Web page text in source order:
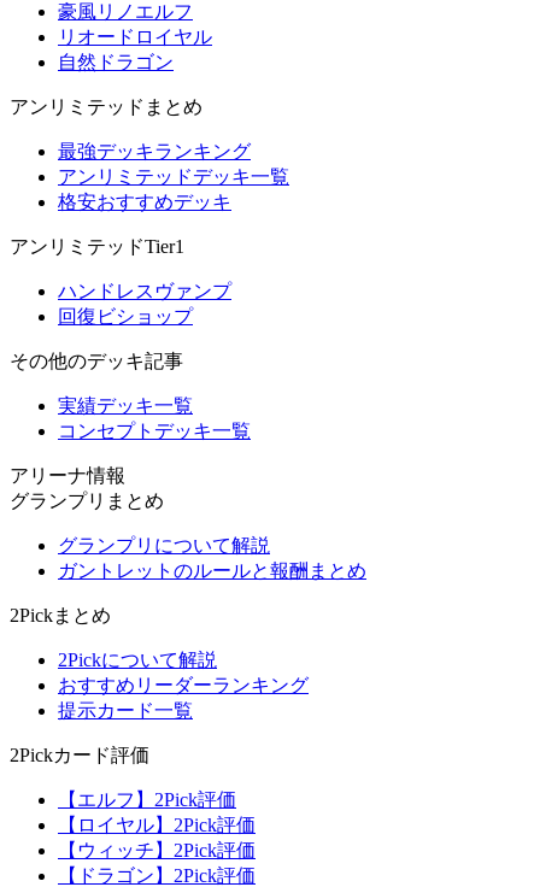
豪風リノエルフ
リオードロイヤル
自然ドラゴン
アンリミテッドまとめ
最強デッキランキング
アンリミテッドデッキ一覧
格安おすすめデッキ
アンリミテッドTier1
ハンドレスヴァンプ
回復ビショップ
その他のデッキ記事
実績デッキ一覧
コンセプトデッキ一覧
アリーナ情報
グランプリまとめ
グランプリについて解説
ガントレットのルールと報酬まとめ
2Pickまとめ
2Pickについて解説
おすすめリーダーランキング
提示カード一覧
2Pickカード評価
【エルフ】2Pick評価
【ロイヤル】2Pick評価
【ウィッチ】2Pick評価
【ドラゴン】2Pick評価